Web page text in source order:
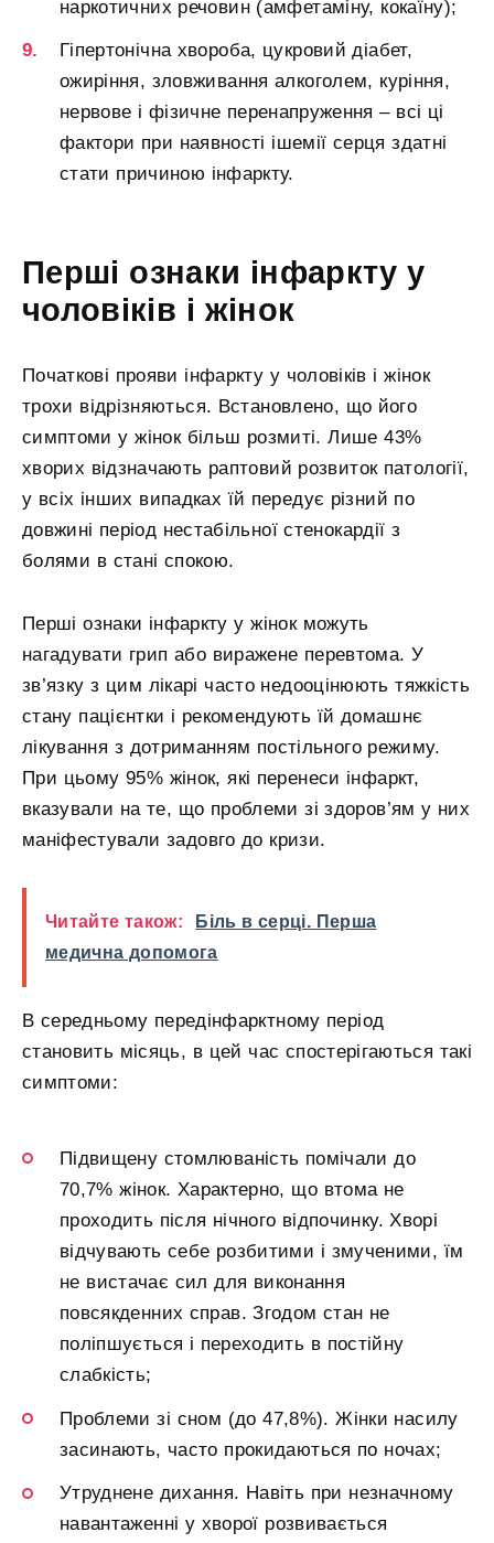
наркотичних речовин (амфетаміну, кокаїну);
Гіпертонічна хвороба, цукровий діабет,
ожиріння, зловживання алкоголем, куріння,
нервове і фізичне перенапруження – всі ці
фактори при наявності ішемії серця здатні
стати причиною інфаркту.
Перші ознаки інфаркту у
чоловіків і жінок
Початкові прояви інфаркту у чоловіків і жінок
трохи відрізняються. Встановлено, що його
симптоми у жінок більш розмиті. Лише 43%
хворих відзначають раптовий розвиток патології,
у всіх інших випадках їй передує різний по
довжині період нестабільної стенокардії з
болями в стані спокою.
Перші ознаки інфаркту у жінок можуть
нагадувати грип або виражене перевтома. У
зв’язку з цим лікарі часто недооцінюють тяжкість
стану пацієнтки і рекомендують їй домашнє
лікування з дотриманням постільного режиму.
При цьому 95% жінок, які перенеси інфаркт,
вказували на те, що проблеми зі здоров’ям у них
маніфестували задовго до кризи.
Читайте також:
Біль в серці. Перша
медична допомога
В середньому передінфарктному період
становить місяць, в цей час спостерігаються такі
симптоми:
Підвищену стомлюваність помічали до
70,7% жінок. Характерно, що втома не
проходить після нічного відпочинку. Хворі
відчувають себе розбитими і змученими, їм
не вистачає сил для виконання
повсякденних справ. Згодом стан не
поліпшується і переходить в постійну
слабкість;
Проблеми зі сном (до 47,8%). Жінки насилу
засинають, часто прокидаються по ночах;
Утруднене дихання. Навіть при незначному
навантаженні у хворої розвивається